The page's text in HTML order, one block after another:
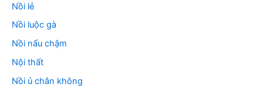
Nồi lẻ
Nồi luộc gà
Nồi nấu chậm
Nội thất
Nồi ủ chân không